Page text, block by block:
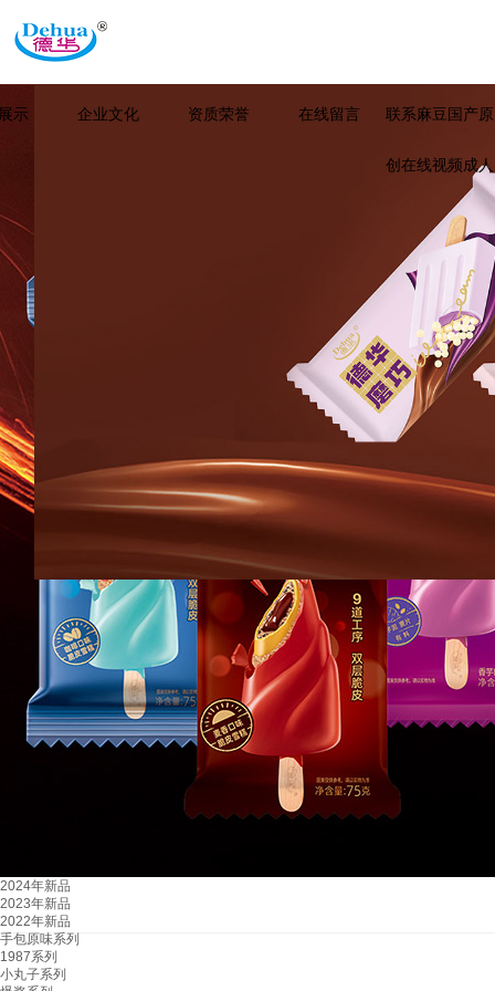
示 企业文化 资质荣誉 在线留言 联系麻豆国产原
创在线视频成人
2024年新品
2023年新品
2022年新品
手包原味系列
1987系列
小丸子系列